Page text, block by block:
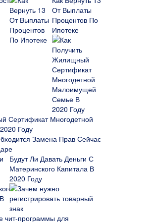
От Выплаты
Процентов По
Ипотеке
Сертификат Многодетной
Году
Замена Прав Сейчас
Будут Ли Давать Деньги С
Материнского Капитала В
2020 Году
Зачем нужно
регистрировать товарный
знак
чит-программы для